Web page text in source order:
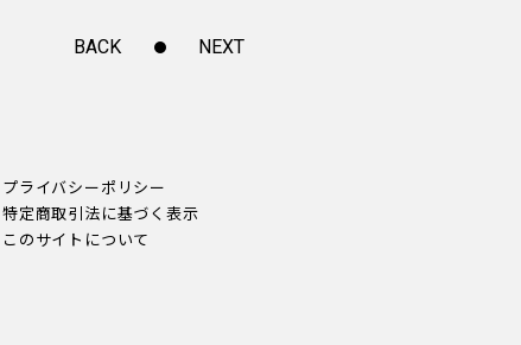
BACK NEXT
プライバシーポリシー
特定商取引法に基づく表示
このサイトについて